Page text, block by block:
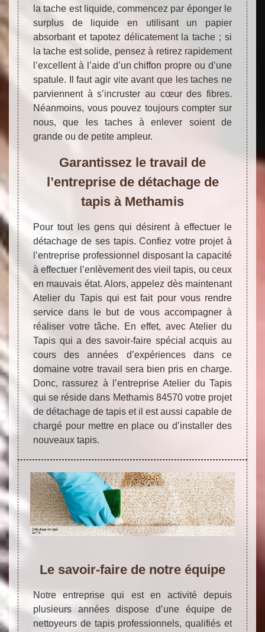
la tache est liquide, commencez par éponger le
surplus de liquide en utilisant un papier
absorbant et tapotez délicatement la tache ; si
la tache est solide, pensez à retirez rapidement
l’excellent à l’aide d’un chiffon propre ou d’une
spatule. Il faut agir vite avant que les taches ne
parviennent à s’incruster au cœur des fibres.
Néanmoins, vous pouvez toujours compter sur
nous, que les taches à enlever soient de
grande ou de petite ampleur.
Garantissez le travail de
l’entreprise de détachage de
tapis à Methamis
Pour tout les gens qui désirent à effectuer le
détachage de ses tapis. Confiez votre projet à
l’entreprise professionnel disposant la capacité
à effectuer l’enlèvement des vieil tapis, ou ceux
en mauvais état. Alors, appelez dès maintenant
Atelier du Tapis qui est fait pour vous rendre
service dans le but de vous accompagner à
réaliser votre tâche. En effet, avec Atelier du
Tapis qui a des savoir-faire spécial acquis au
cours des années d’expériences dans ce
domaine votre travail sera bien pris en charge.
Donc, rassurez à l’entreprise Atelier du Tapis
qui se réside dans Methamis 84570 votre projet
de détachage de tapis et il est aussi capable de
chargé pour mettre en place ou d’installer des
nouveaux tapis.
Le savoir-faire de notre équipe
Notre entreprise qui est en activité depuis
plusieurs années dispose d’une équipe de
nettoyeurs de tapis professionnels, qualifiés et